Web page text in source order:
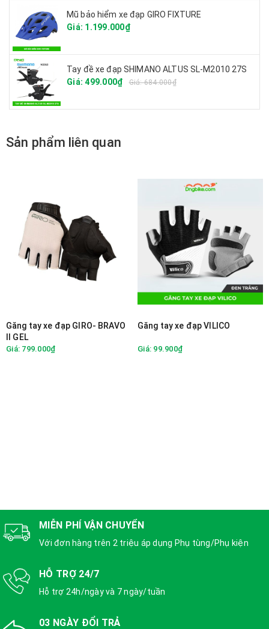
Mũ bảo hiểm xe đạp GIRO FIXTURE
Giá: 1.199.000₫
Tay đề xe đạp SHIMANO ALTUS SL-M2010 27S
Giá: 499.000₫
Giá: 684.000₫
Sản phẩm liên quan
Găng tay xe đạp GIRO- BRAVO
II GEL
Giá: 799.000₫
Găng tay xe đạp VILICO
Giá: 99.900₫
MIỄN PHÍ VẬN CHUYỂN
Với đơn hàng trên 2 triệu áp dụng Phụ tùng/Phụ kiện
HỖ TRỢ 24/7
Hỗ trợ 24h/ngày và 7 ngày/tuần
03 NGÀY ĐỔI TRẢ